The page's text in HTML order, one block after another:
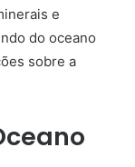
e
do oceano
sobre a